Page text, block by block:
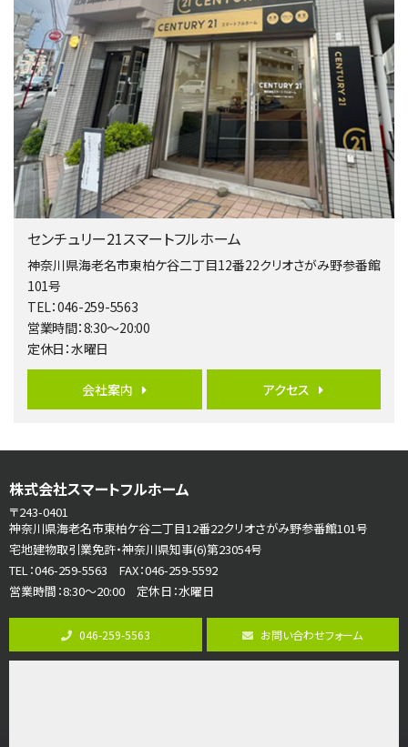
歩17分
南側道路に面しており日当たり良好。 キッチンから…
第4位
3,680万円
4ＳＬＤＫ
海老名駅
バ15分・歩1分
リビングダイニング部分の床暖房完備 車並列2台駐…
第5位
3,680万円
バ19分・ 歩8分
開放感があり日当たり良好な南西・北西角地区画。 …
第6位
3ＬＤＫ
海老名駅
さがみ野駅
歩17分
ご家族が集まるLDKは１７．５帖とゆとりある広さ…
第8位
3,598万円
4ＬＤＫ
長後駅
センチュリー21スマートフルホーム
神奈川県海老名市東柏ケ谷二丁目12番22クリオさがみ野参番館
101号
TEL：046-259-5563
営業時間：8:30～20:00
定休日：水曜日
会社案内 アクセス
株式会社スマートフルホーム
〒243-0401
神奈川県海老名市東柏ケ谷二丁目12番22クリオさがみ野参番館101号
宅地建物取引業免許・神奈川県知事(6)第23054号
TEL：046-259-5563 FAX：046-259-5592
営業時間：8:30～20:00 定休日：水曜日
046-259-5563 お問い合わせフォーム